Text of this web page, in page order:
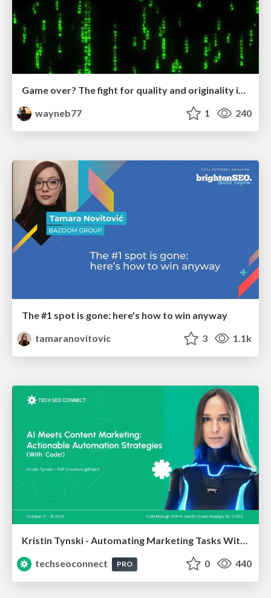
wayneb77
1 240
The #1 spot is gone: here's how to win anyway
tamaranovitovic
3 1.1k
Kristin Tynski - Automating Marketing Tasks With AI
techseoconnect
PRO 0 440